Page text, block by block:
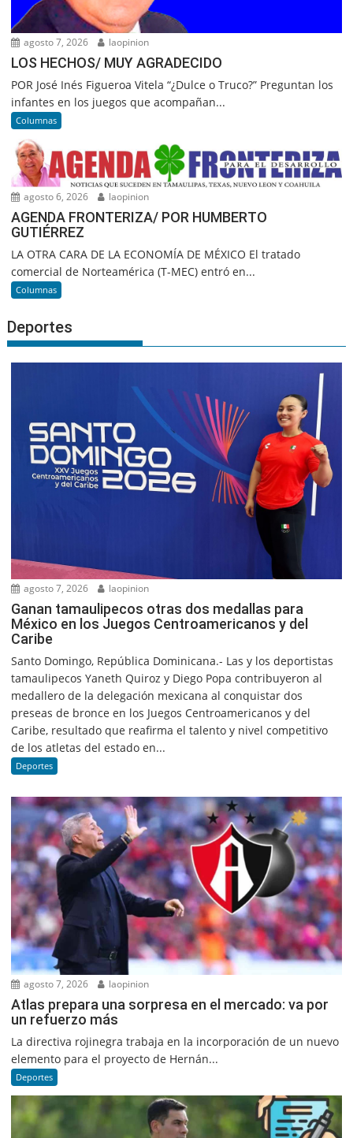
agosto 7, 2026 laopinion
LOS HECHOS/ MUY AGRADECIDO
POR José Inés Figueroa Vitela “¿Dulce o Truco?” Preguntan los
infantes en los juegos que acompañan...
Columnas
agosto 6, 2026 laopinion
AGENDA FRONTERIZA/ POR HUMBERTO
GUTIÉRREZ
LA OTRA CARA DE LA ECONOMÍA DE MÉXICO El tratado
comercial de Norteamérica (T-MEC) entró en...
Columnas
Deportes
agosto 7, 2026 laopinion
Ganan tamaulipecos otras dos medallas para
México en los Juegos Centroamericanos y del
Caribe
Santo Domingo, República Dominicana.- Las y los deportistas
tamaulipecos Yaneth Quiroz y Diego Popa contribuyeron al
medallero de la delegación mexicana al conquistar dos
preseas de bronce en los Juegos Centroamericanos y del
Caribe, resultado que reafirma el talento y nivel competitivo
de los atletas del estado en...
Deportes
agosto 7, 2026 laopinion
Atlas prepara una sorpresa en el mercado: va por
un refuerzo más
La directiva rojinegra trabaja en la incorporación de un nuevo
elemento para el proyecto de Hernán...
Deportes